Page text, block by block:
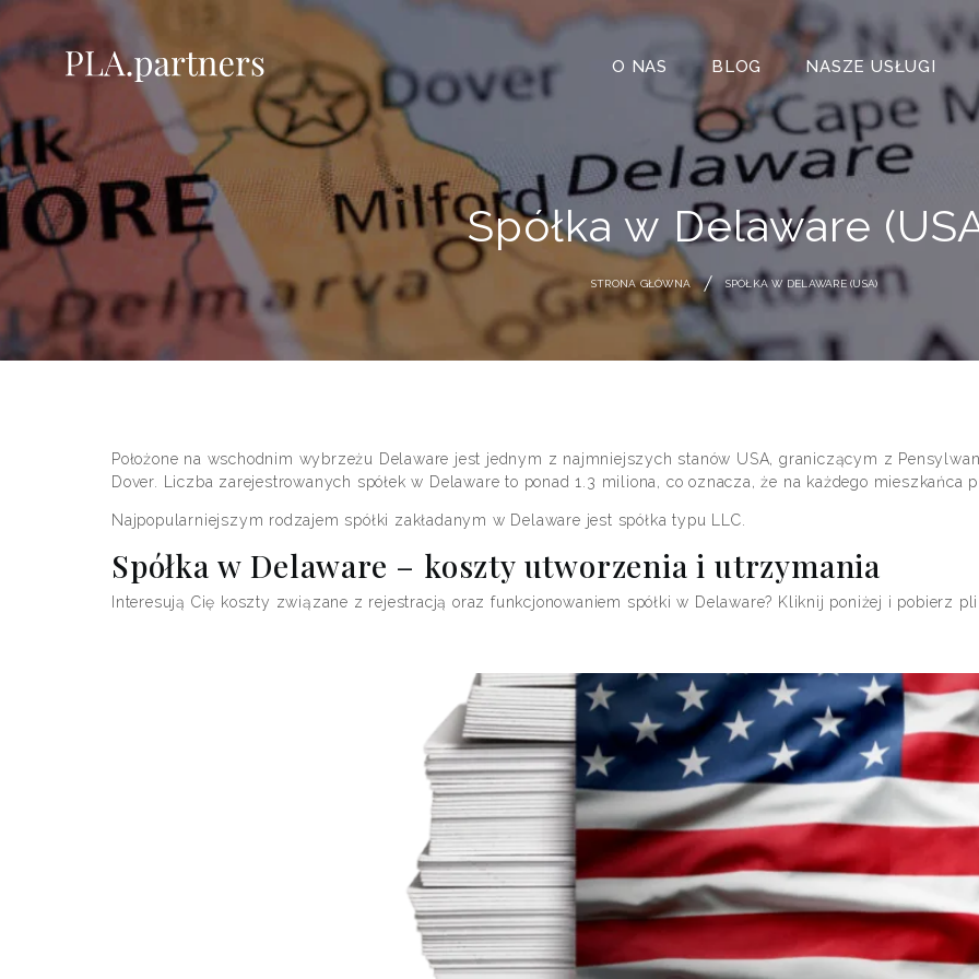
O NAS BLOG NASZE USŁUGI
Spółka w Delaware
STRONA GŁÓWNA SPÓŁKA W DELAWARE (USA)
Położone na wschodnim wybrzeżu Delaware jest jednym z najmniejszych stanów USA, graniczącym z
Dover. Liczba zarejestrowanych spółek w Delaware to ponad 1.3 miliona, co oznacza, że na każdego mieszkańca
Najpopularniejszym rodzajem spółki zakładanym w Delaware jest spółka typu LLC.
Spółka w Delaware – koszty utworzenia i utrzymania
Interesują Cię koszty związane z rejestracją oraz funkcjonowaniem spółki w Delaware? Kliknij poniżej i pobierz